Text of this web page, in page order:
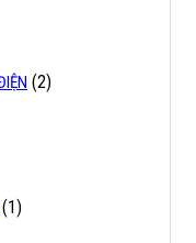
(2)
(1)